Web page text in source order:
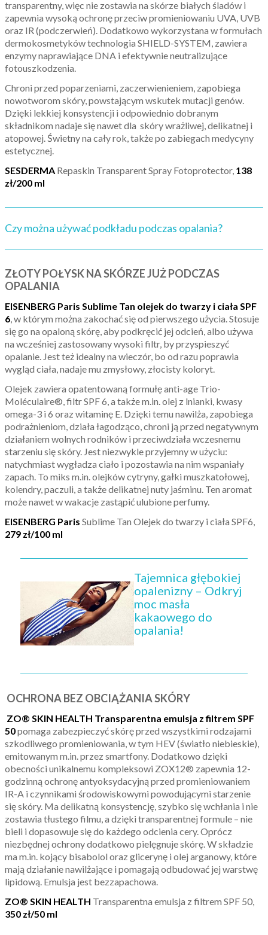
transparentny, więc nie zostawia na skórze białych śladów i
zapewnia wysoką ochronę przeciw promieniowaniu UVA, UVB
oraz IR (podczerwień). Dodatkowo wykorzystana w formułach
dermokosmetyków technologia SHIELD-SYSTEM, zawiera
enzymy naprawiające DNA i efektywnie neutralizujące
fotouszkodzenia.
Chroni przed poparzeniami, zaczerwienieniem, zapobiega
nowotworom skóry, powstającym wskutek mutacji genów.
Dzięki lekkiej konsystencji i odpowiednio dobranym
składnikom nadaje się nawet dla skóry wrażliwej, delikatnej i
atopowej. Świetny na cały rok, także po zabiegach medycyny
estetycznej.
SESDERMA Repaskin Transparent Spray Fotoprotector, 138
zł/200 ml
Czy można używać podkładu podczas opalania?
ZŁOTY POŁYSK NA SKÓRZE JUŻ PODCZAS
OPALANIA
EISENBERG Paris Sublime Tan olejek do twarzy i ciała SPF
6, w którym można zakochać się od pierwszego użycia. Stosuje
się go na opaloną skórę, aby podkręcić jej odcień, albo używa
na wcześniej zastosowany wysoki filtr, by przyspieszyć
opalanie. Jest też idealny na wieczór, bo od razu poprawia
wygląd ciała, nadaje mu zmysłowy, złocisty koloryt.
Olejek zawiera opatentowaną formułę anti-age Trio-
Moléculaire®, filtr SPF 6, a także m.in. olej z lnianki, kwasy
omega-3 i 6 oraz witaminę E. Dzięki temu nawilża, zapobiega
podrażnieniom, działa łagodząco, chroni ją przed negatywnym
działaniem wolnych rodników i przeciwdziała wczesnemu
starzeniu się skóry. Jest niezwykle przyjemny w użyciu:
natychmiast wygładza ciało i pozostawia na nim wspaniały
zapach. To miks m.in. olejków cytryny, gałki muszkatołowej,
kolendry, paczuli, a także delikatnej nuty jaśminu. Ten aromat
może nawet w wakacje zastąpić ulubione perfumy.
EISENBERG Paris Sublime Tan Olejek do twarzy i ciała SPF6,
279 zł/100 ml
Tajemnica głębokiej
opalenizny – Odkryj
moc masła
kakaowego do
opalania!
OCHRONA BEZ OBCIĄŻANIA SKÓRY
ZO® SKIN HEALTH Transparentna emulsja z filtrem SPF
50pomaga zabezpieczyć skórę przed wszystkimi rodzajami
szkodliwego promieniowania, w tym HEV (światło niebieskie),
emitowanym m.in. przez smartfony. Dodatkowo dzięki
obecności unikalnemu kompleksowi ZOX12® zapewnia 12-
godzinną ochronę antyoksydacyjną przed promieniowaniem
IR-A i czynnikami środowiskowymi powodującymi starzenie
się skóry. Ma delikatną konsystencję, szybko się wchłania i nie
zostawia tłustego filmu, a dzięki transparentnej formule – nie
bieli i dopasowuje się do każdego odcienia cery. Oprócz
niezbędnej ochrony dodatkowo pielęgnuje skórę. W składzie
ma m.in. kojący bisabolol oraz glicerynę i olej arganowy, które
mają działanie nawilżające i pomagają odbudować jej warstwę
lipidową. Emulsja jest bezzapachowa.
ZO® SKIN HEALTH Transparentna emulsja z filtrem SPF 50,
350 zł/50 ml